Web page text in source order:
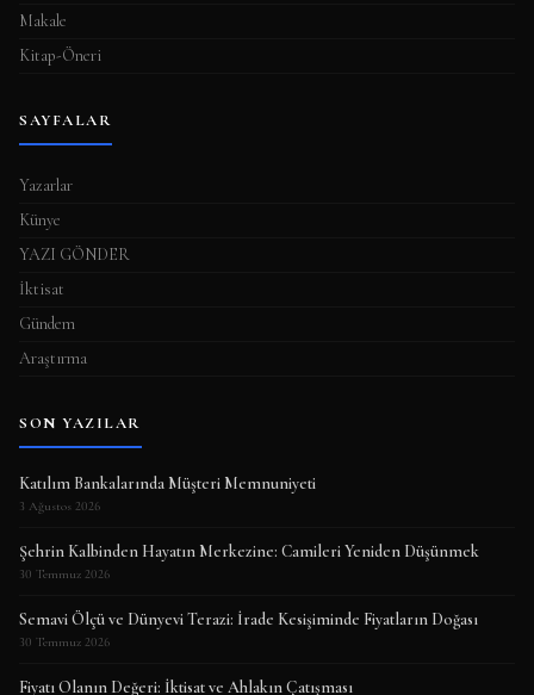
Makale
Kitap-Öneri
SAYFALAR
Yazarlar
Künye
YAZI GÖNDER
İktisat
Gündem
Araştırma
SON YAZILAR
Katılım Bankalarında Müşteri Memnuniyeti
3 Ağustos 2026
Şehrin Kalbinden Hayatın Merkezine: Camileri Yeniden Düşünmek
30 Temmuz 2026
Semavi Ölçü ve Dünyevi Terazi: İrade Kesişiminde Fiyatların Doğası
30 Temmuz 2026
Fiyatı Olanın Değeri: İktisat ve Ahlakın Çatışması